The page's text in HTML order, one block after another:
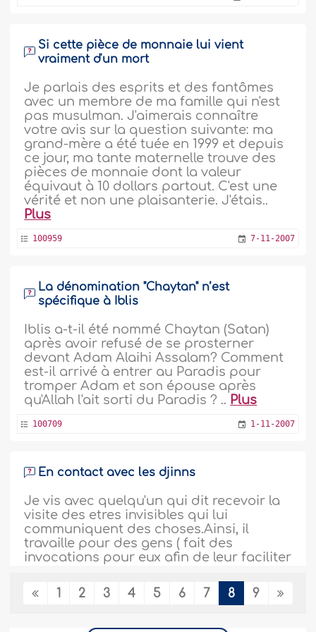
Si cette pièce de monnaie lui vient
vraiment d'un mort
Je parlais des esprits et des fantômes
avec un membre de ma famille qui n'est
pas musulman. J'aimerais connaître
votre avis sur la question suivante: ma
grand-mère a été tuée en 1999 et depuis
ce jour, ma tante maternelle trouve des
pièces de monnaie dont la valeur
équivaut à 10 dollars partout. C'est une
vérité et non une plaisanterie. J'étais..
Plus
100959 7-11-2007
La dénomination "Chaytan" n’est
spécifique à Iblis
Iblis a-t-il été nommé Chaytan (Satan)
après avoir refusé de se prosterner
devant Adam Alaihi Assalam? Comment
est-il arrivé à entrer au Paradis pour
tromper Adam et son épouse après
qu'Allah l'ait sorti du Paradis ? .. Plus
100709 1-11-2007
En contact avec les djinns
Je vis avec quelqu'un qui dit recevoir la
visite des etres invisibles qui lui
communiquent des choses.Ainsi, il
travaille pour des gens ( fait des
invocations pour eux afin de leur faciliter
avec lui, c'est que son degré de
religiosité laisse a desirer et qu'il essaie
voudrais..Plus
1 2 3 4 5 6 7 8 9